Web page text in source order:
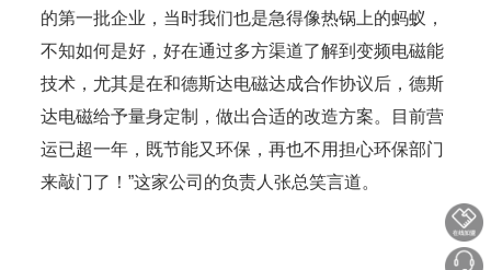
的第一批企业，当时我们也是急得像热锅上的蚂蚁，
不知如何是好，好在通过多方渠道了解到变频电磁能
技术，尤其是在和德斯达电磁达成合作协议后，德斯
达电磁给予量身定制，做出合适的改造方案。目前营
运已超一年，既节能又环保，再也不用担心环保部门
来敲门了！”这家公司的负责人张总笑言道。